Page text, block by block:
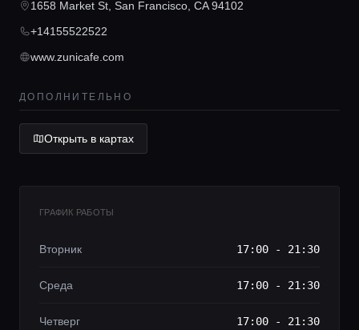
Консьерж сервис
Lifestyle журнал
1658 Market St, San Francisco, CA 94102
+14155522522
www.zunicafe.com
ДОПОЛНИТЕЛЬНО
Открыть в картах
ГРАФИК РАБОТЫ
Вторник 17:00 - 21:30
Среда 17:00 - 21:30
Четверг 17:00 - 21:30